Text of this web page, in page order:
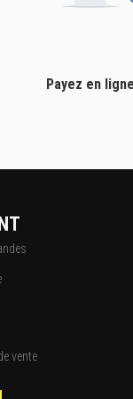
Payez en
vente